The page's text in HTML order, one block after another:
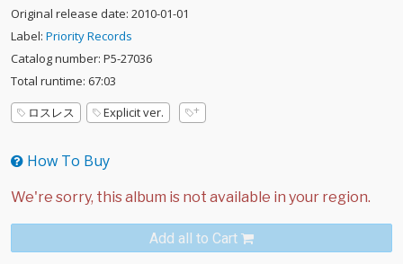
Original release date: 2010-01-01
Label: Priority Records
Catalog number: P5-27036
Total runtime: 67:03
ロスレス
Explicit ver.
How To Buy
Add all to Cart